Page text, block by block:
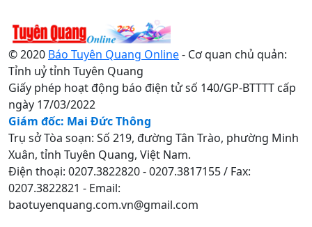
© 2020 Báo Tuyên Quang Online- Cơ quan chủ quản:
Tỉnh uỷ tỉnh Tuyên Quang
Giấy phép hoạt động báo điện tử số 140/GP-BTTTT cấp
ngày 17/03/2022
Giám đốc: Mai Đức Thông
Trụ sở Tòa soạn: Số 219, đường Tân Trào, phường Minh
Xuân, tỉnh Tuyên Quang, Việt Nam.
Điện thoại: 0207.3822820 - 0207.3817155 / Fax:
0207.3822821 - Email:
baotuyenquang.com.vn@gmail.com